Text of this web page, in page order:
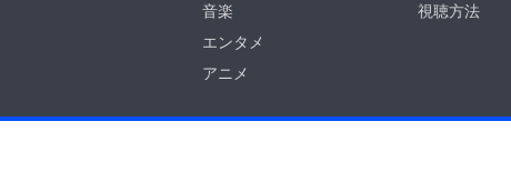
音楽
エンタメ
アニメ
視聴方法